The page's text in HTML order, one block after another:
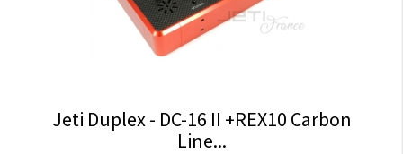
Jeti Duplex - DC-16 II +REX10 Carbon
Line...